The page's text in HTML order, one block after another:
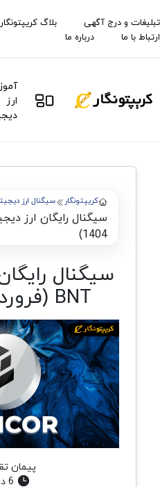
تبلیغات و درج آگهی
بلاگ کریپتونگار
ارتباط با ما
درباره ما
ارز
کریپتونگار سیگنال ارز
1404)
سیگنال
BNT (فروردین 1404)
پیمان